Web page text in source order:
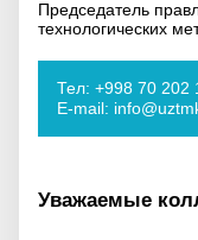
Председатель
технологических
Тел: +998 70 202
E-mail:
Уважаемые